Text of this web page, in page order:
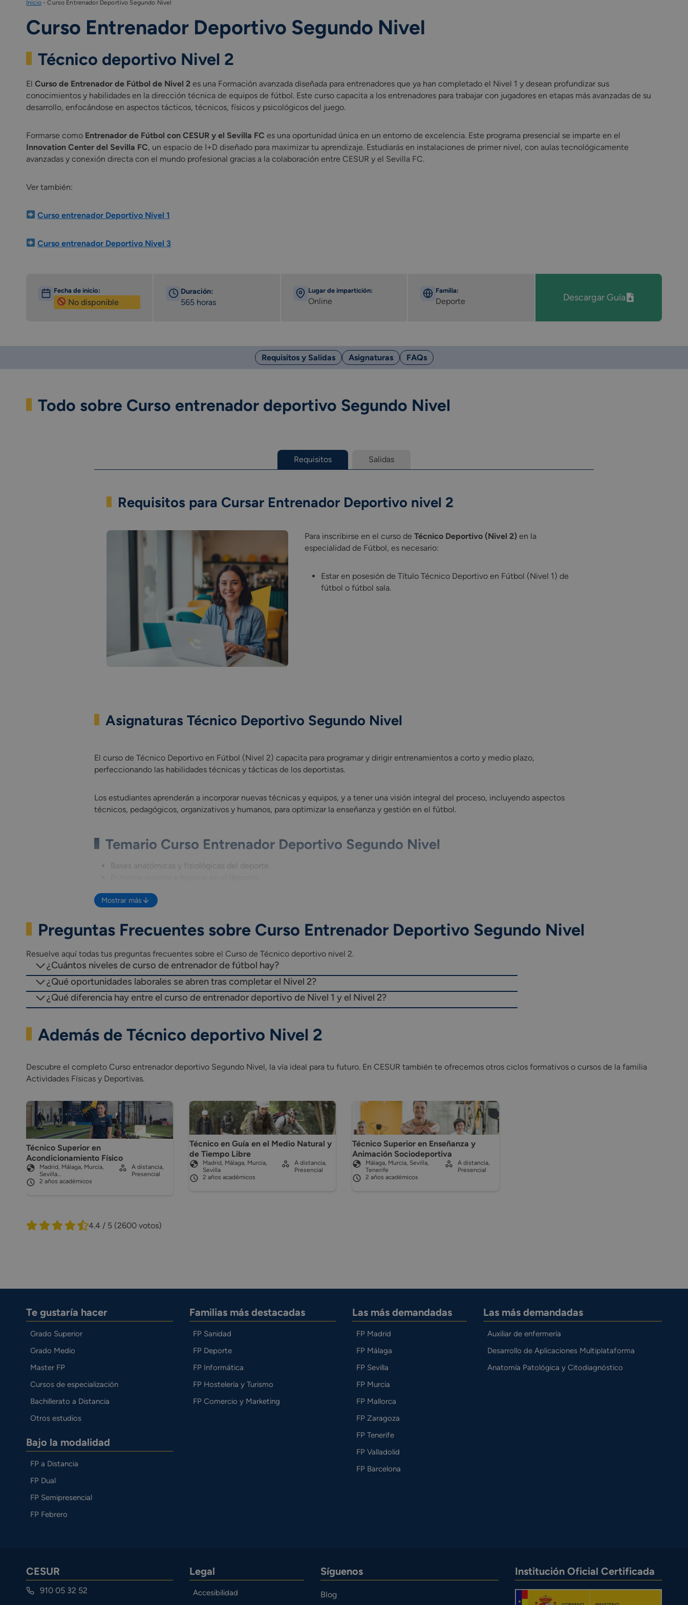
Inicio-Curso Entrenador Deportivo Segundo Nivel
Curso Entrenador Deportivo Segundo Nivel
Técnico deportivo Nivel 2
El Curso de Entrenador de Fútbol de Nivel 2 es una Formación avanzada diseñada para entrenadores que ya han completado el Nivel 1 y desean profundizar sus
conocimientos y habilidades en la dirección técnica de equipos de fútbol. Este curso capacita a los entrenadores para trabajar con jugadores en etapas más avanzadas de su
desarrollo, enfocándose en aspectos tácticos, técnicos, físicos y psicológicos del juego.
Formarse como Entrenador de Fútbol con CESUR y el Sevilla FC es una oportunidad única en un entorno de excelencia. Este programa presencial se imparte en el
Innovation Center del Sevilla FC, un espacio de I+D diseñado para maximizar tu aprendizaje. Estudiarás en instalaciones de primer nivel, con aulas tecnológicamente
avanzadas y conexión directa con el mundo profesional gracias a la colaboración entre CESUR y el Sevilla FC.
Ver también:
Curso entrenador Deportivo Nivel 1
Curso entrenador Deportivo Nivel 3
Fecha de inicio:
No disponible
Duración:
565 horas
Lugar de impartición:
Online
Familia:
Deporte Descargar Guía
Requisitos y Salidas Asignaturas FAQs
Todo sobre Curso entrenador deportivo Segundo Nivel
Requisitos Salidas
Requisitos para Cursar Entrenador Deportivo nivel 2
Para inscribirse en el curso deTécnico Deportivo (Nivel 2) en la
especialidad de Fútbol, es necesario:
Estar en posesión de Título Técnico Deportivo en Fútbol (Nivel 1) de
fútbol o fútbol sala.
Asignaturas Técnico Deportivo Segundo Nivel
El curso de Técnico Deportivo en Fútbol (Nivel 2) capacita para programar y dirigir entrenamientos a corto y medio plazo,
perfeccionando las habilidades técnicas y tácticas de los deportistas.
Los estudiantes aprenderán a incorporar nuevas técnicas y equipos, y a tener una visión integral del proceso, incluyendo aspectos
técnicos, pedagógicos, organizativos y humanos, para optimizar la enseñanza y gestión en el fútbol.
Temario Curso Entrenador Deportivo Segundo Nivel
Bases anatómicas y fisiológicas del deporte.
Teoría y sociología del deporte.
Organización y legislación del deporte.
Técnica individual y colectiva.
Técnica y sistema de juego.
Reglas de juego.
Preparación física específica.
Dirección de equipos II.
Metodología de la enseñanza y del entrenamiento deportivo.
Desarrollo profesional II.
Base de datos.
Mostrar más
Preguntas Frecuentes sobre Curso Entrenador Deportivo Segundo Nivel
Resuelve aquí todas tus preguntas frecuentes sobre el Curso de Técnico deportivo nivel 2.
¿Cuántos niveles de curso de entrenador de fútbol hay?
¿Qué oportunidades laborales se abren tras completar el Nivel 2?
¿Qué diferencia hay entre el curso de entrenador deportivo de Nivel 1 y el Nivel 2?
Además de Técnico deportivo Nivel 2
Descubre el completo Curso entrenador deportivo Segundo Nivel, la vía ideal para tu futuro. En CESUR también te ofrecemos otros ciclos formativos o cursos de la familia
Actividades Físicas y Deportivas.
Técnico Superior en
Acondicionamiento Físico
Madrid, Málaga, Murcia,
Sevilla…
2 años académicos
A distancia,
Presencial
Técnico en Guía en el Medio Natural y
de Tiempo Libre
Madrid, Málaga, Murcia,
Sevilla
2 años académicos
A distancia,
Presencial
Técnico Superior en Enseñanza y
Animación Sociodeportiva
Málaga, Murcia, Sevilla,
Tenerife
2 años académicos
A distancia,
Presencial
4.4 / 5 (2600 votos)
Te gustaría hacer
Grado Superior
Grado Medio
Master FP
Cursos de especialización
Bachillerato a Distancia
Otros estudios
Bajo la modalidad
FP a Distancia
FP Dual
FP Semipresencial
FP Febrero
Familias más destacadas
FP Sanidad
FP Deporte
FP Informática
FP Hostelería y Turismo
FP Comercio y Marketing
Las más demandadas
FP Madrid
FP Málaga
FP Sevilla
FP Murcia
FP Mallorca
FP Zaragoza
FP Tenerife
FP Valladolid
FP Barcelona
Las más demandadas
Auxiliar de enfermería
Desarrollo de Aplicaciones Multiplataforma
Anatomía Patológica y Citodiagnóstico
CESUR
910 05 32 52
Legal
Accesibilidad
Síguenos
Blog
Institución Oficial Certificada